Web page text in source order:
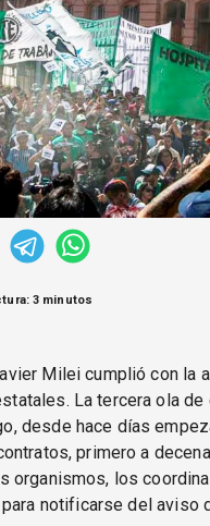
3 minutos
Milei cumplió con la
La tercera ola
desde hace días
primero a
organismos, los
notificarse del aviso